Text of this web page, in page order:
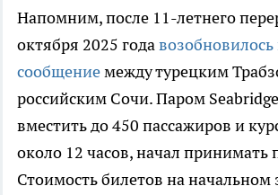
Напомним, после 11-летнего
октября 2025 года
сообщениемежду турецким
российским Сочи. Паром
вместить до 450 пассажиров и
около 12 часов, начал принимать
Стоимость билетов на начальном